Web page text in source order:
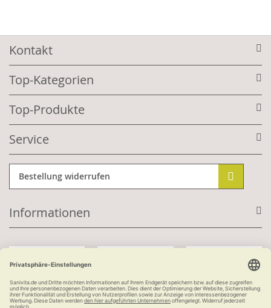
Kontakt
Top-Kategorien
Top-Produkte
Service
Bestellung widerrufen
Informationen